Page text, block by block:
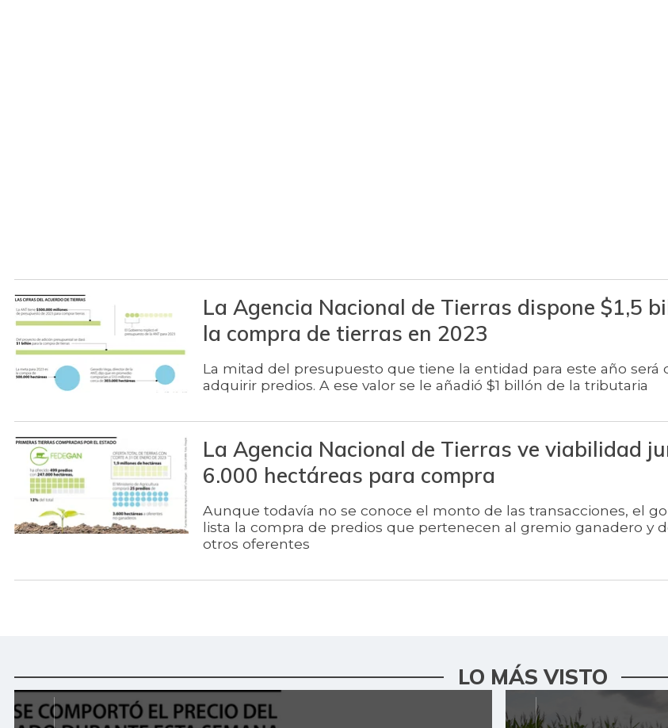
La Agencia Nacional de Tierras dispone $1,5
la compra de tierras en 2023
La mitad del presupuesto que tiene la entidad para este año será
adquirir predios. A ese valor se le añadió $1 billón de la tributaria
La Agencia Nacional de Tierras ve viabilidad
6.000 hectáreas para compra
Aunque todavía no se conoce el monto de las transacciones, el
lista la compra de predios que pertenecen al gremio ganadero y
otros oferentes
LO MÁS VISTO